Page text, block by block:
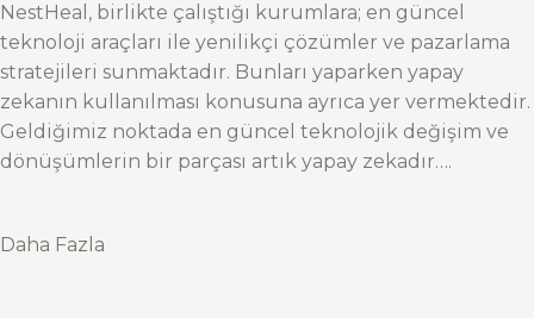
NestHeal, birlikte çalıştığı kurumlara; en güncel
teknoloji araçları ile yenilikçi çözümler ve pazarlama
stratejileri sunmaktadır. Bunları yaparken yapay
zekanın kullanılması konusuna ayrıca yer vermektedir.
Geldiğimiz noktada en güncel teknolojik değişim ve
dönüşümlerin bir parçası artık yapay zekadır….
Daha Fazla